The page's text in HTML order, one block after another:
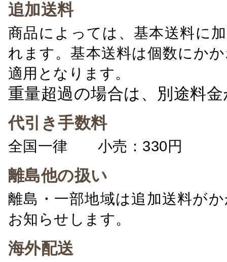
追加送料
商品によっては、基本送料に
れます。基本送料は個数にか
適用となります。
重量超過の場合は、別途料
代引き手数料
全国一律 小売：330円 卸
離島他の扱い
離島・一部地域は追加送料が
お知らせします。
海外配送